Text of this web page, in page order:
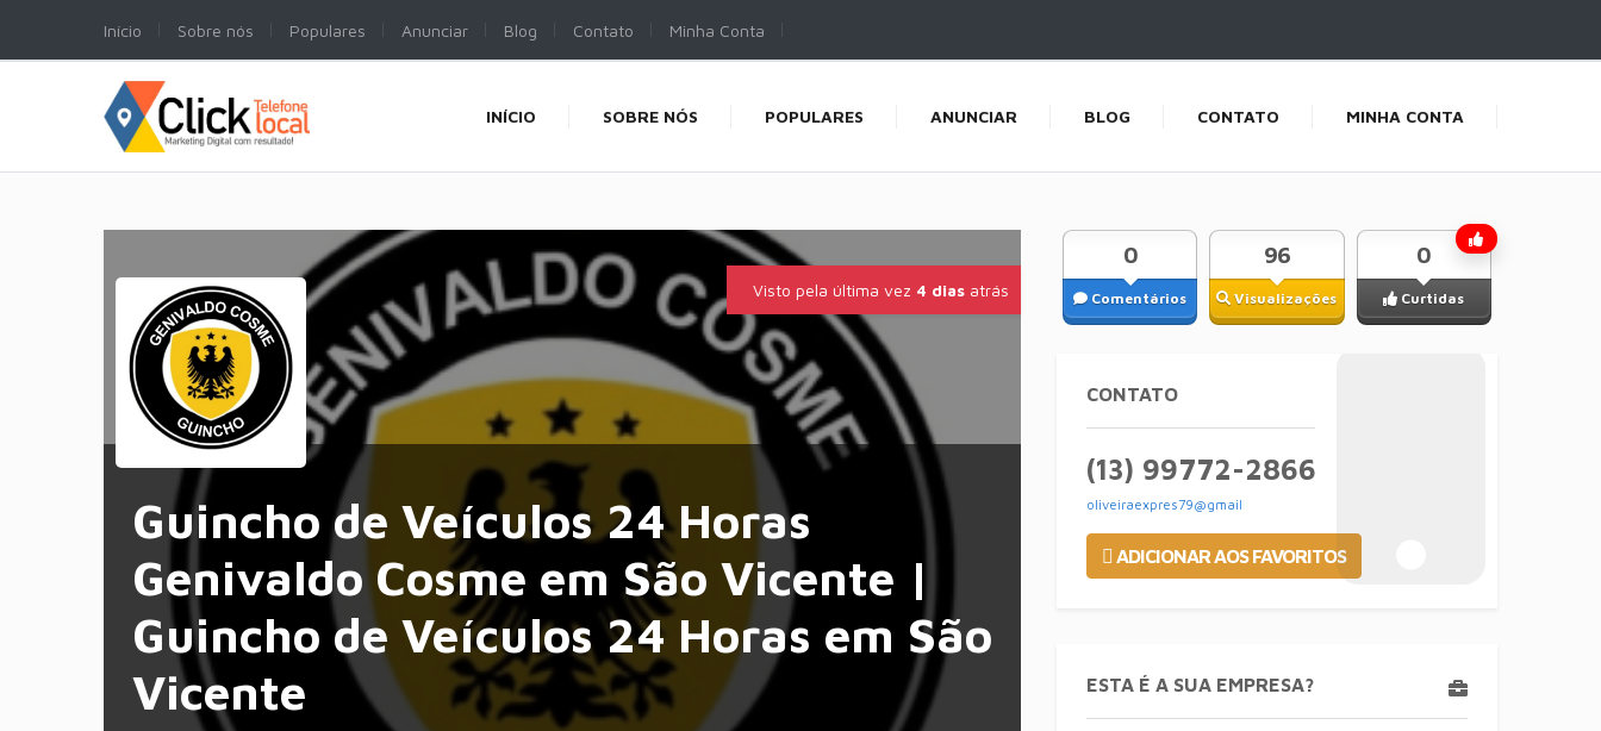
Início Sobre nós Populares Anunciar Blog Contato Minha Conta
INÍCIO SOBRE NÓS POPULARES ANUNCIAR BLOG CONTATO MINHA CONTA
Visto pela última vez 4 dias atrás
Guincho de Veículos 24 Horas
Genivaldo Cosme em São Vicente |
Guincho de Veículos 24 Horas em São
Vicente
Comentários
0
Visualizações
96
Curtidas
0
CONTATO
(13) 99772-2866
oliveiraexpres79@gmail
ADICIONAR AOS FAVORITOS
ESTA É A SUA EMPRESA?